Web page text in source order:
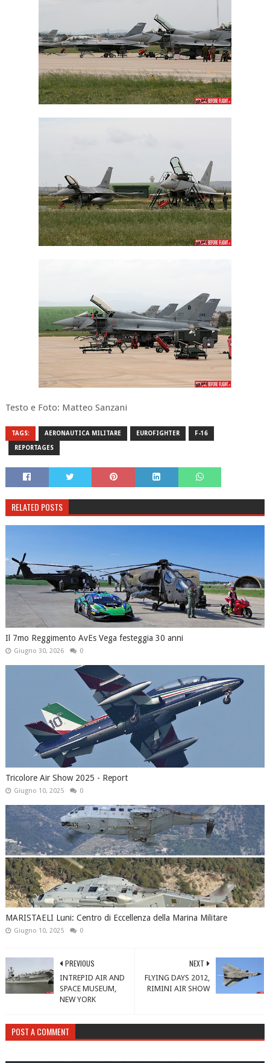
Testo e Foto: Matteo Sanzani
TAGS: AERONAUTICA MILITARE EUROFIGHTER F-16
REPORTAGES
RELATED POSTS
Il 7mo Reggimento AvEs Vega festeggia 30 anni
Giugno 30, 2026 0
Tricolore Air Show 2025 - Report
Giugno 10, 2025 0
MARISTAELI Luni: Centro di Eccellenza della Marina Militare
Giugno 10, 2025 0
NEXT
FLYING DAYS 2012,
RIMINI AIR SHOW
PREVIOUS
INTREPID AIR AND
SPACE MUSEUM,
NEW YORK
POST A COMMENT